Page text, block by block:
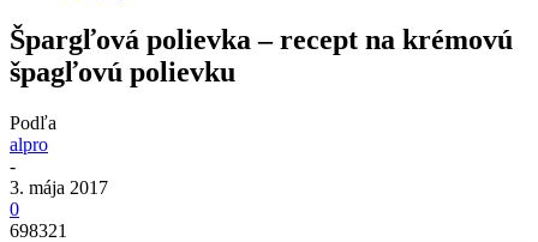
Špargľová polievka – recept na krémovú
špagľovú polievku
Podľa
alpro
-
3. mája 2017
0
698321